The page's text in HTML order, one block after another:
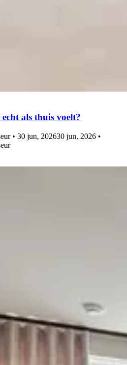
als thuis voelt?
• 30 jun, 202630 jun, 2026 •